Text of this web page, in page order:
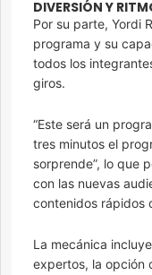
DIVERSIÓN Y
Por su parte, Yordi
programa y su
todos los
giros.
“Este será un
tres minutos el
sorprende”, lo que
con las nuevas
contenidos rápidos
La mecánica
expertos, la opción